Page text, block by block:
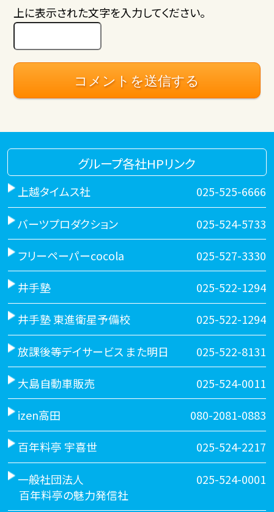
上に表示された文字を入力してください。
グループ各社HPリンク
上越タイムス社 025-525-6666
バーツプロダクション 025-524-5733
フリーペーパーcocola 025-527-3330
井手塾 025-522-1294
井手塾 東進衛星予備校 025-522-1294
放課後等デイサービス また明日 025-522-8131
大島自動車販売 025-524-0011
izen高田 080-2081-0883
百年料亭 宇喜世 025-524-2217
一般社団法人
百年料亭の魅力発信社
025-524-0001